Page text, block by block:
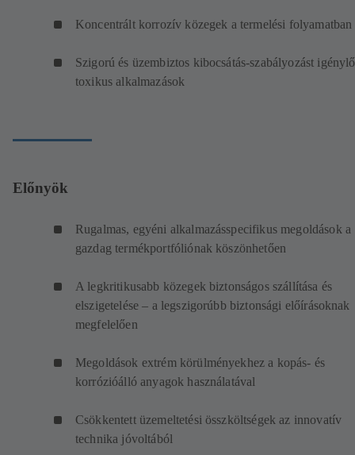
Koncentrált korrozív közegek a termelési folyamatban
Szigorú és üzembiztos kibocsátás-szabályozást igénylő
toxikus alkalmazások
Előnyök
Rugalmas, egyéni alkalmazásspecifikus megoldások a
gazdag termékportfóliónak köszönhetően
A legkritikusabb közegek biztonságos szállítása és
elszigetelése – a legszigorúbb biztonsági előírásoknak
megfelelően
Megoldások extrém körülményekhez a kopás- és
korrózióálló anyagok használatával
Csökkentett üzemeltetési összköltségek az innovatív
technika jóvoltából